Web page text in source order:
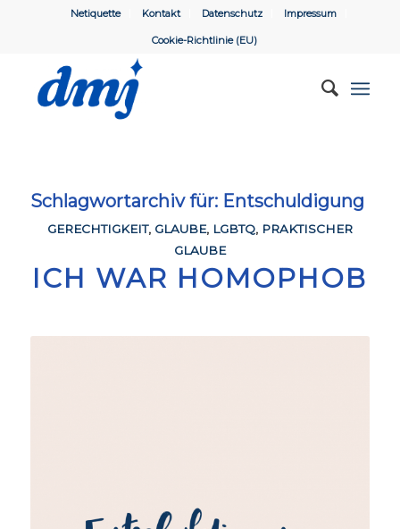
Netiquette Kontakt Datenschutz Impressum
Cookie-Richtlinie (EU)
Schlagwortarchiv für: Entschuldigung
GERECHTIGKEIT, GLAUBE, LGBTQ, PRAKTISCHER
GLAUBE
ICH WAR HOMOPHOB